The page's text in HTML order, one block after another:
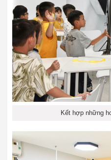
Kết hợp những